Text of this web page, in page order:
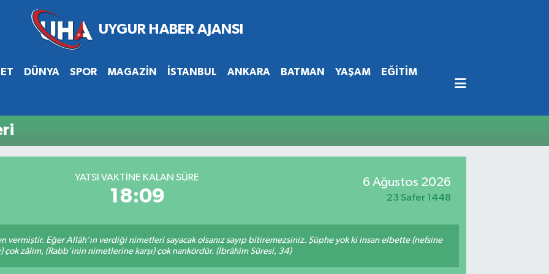
DÜNYA SPOR MAGAZİN İSTANBUL ANKARA BATMAN YAŞAM EĞİTİM
YATSI VAKTİNE KALAN SÜRE
18:08
6 Ağustos 2026
23 Safer 1448
vermiştir. Eğer Allâh’ın verdiği nimetleri sayacak olsanız sayıp bitiremezsiniz. Şüphe yok ki insan elbette (nefsine
çok zâlim, (Rabb’inin nimetlerine karşı) çok nankördür. (İbrâhîm Sûresi, 34)